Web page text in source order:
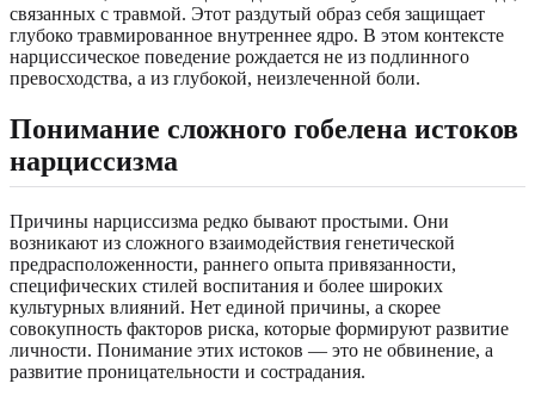
связанных с травмой. Этот раздутый образ себя защищает
глубоко травмированное внутреннее ядро. В этом контексте
нарциссическое поведение рождается не из подлинного
превосходства, а из глубокой, неизлеченной боли.
Понимание сложного гобелена истоков
нарциссизма
Причины нарциссизма редко бывают простыми. Они
возникают из сложного взаимодействия генетической
предрасположенности, раннего опыта привязанности,
специфических стилей воспитания и более широких
культурных влияний. Нет единой причины, а скорее
совокупность факторов риска, которые формируют развитие
личности. Понимание этих истоков — это не обвинение, а
развитие проницательности и сострадания.